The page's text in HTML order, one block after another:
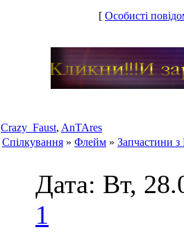
[ Особисті
Crazy_Faust, AnTAres
Спілкування » Флейм » Запчастини
Дата: Вт,
1